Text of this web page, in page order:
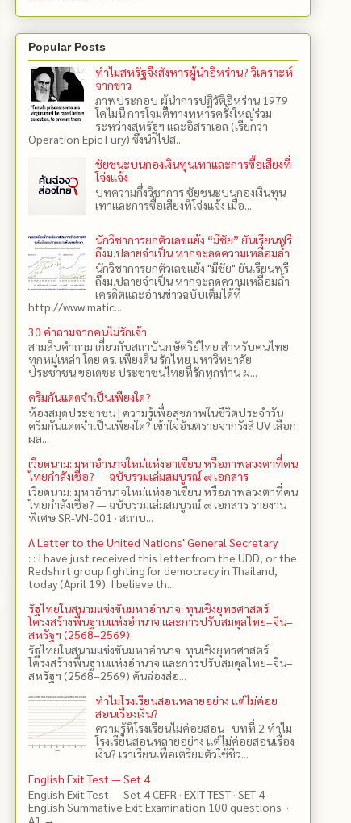
Popular Posts
ทำไมสหรัฐจึงสังหารผู้นำอิหร่าน? วิเคราะห์
จากข่าว
ภาพประกอบ ผู้นำการปฏิวัติอิหร่าน 1979
โคไมนี การโจมตีทางทหารครั้งใหญ่ร่วม
ระหว่างสหรัฐฯ และอิสราเอล (เรียกว่า
Operation Epic Fury) ซึ่งนำไปส...
ชัยชนะบนกองเงินทุนเทาและการซื้อเสียงที่
โจ่งแจ้ง
บทความกึ่งวิชาการ ชัยชนะบนกองเงินทุน
เทาและการซื้อเสียงที่โจ่งแจ้ง เมื่อ...
นักวิชาการยกตัวเลขแย้ง “มีชัย” ยันเรียนฟรี
ถึงม.ปลายจำเป็น หากจะลดความเหลื่อมล้ำ
นักวิชาการยกตัวเลขแย้ง "มีชัย" ยันเรียนฟรี
ถึงม.ปลายจำเป็น หากจะลดความเหลื่อมล้ำ
เครดิตและอ่านข่าวฉบับเต็มได้ที่
http://www.matic...
30 คำถามจากคนไม่รักเจ้า
สามสิบคำถาม เกี่ยวกับสถาบันกษัตริย์ไทย สำหรับคนไทย
ทุกหมู่เหล่า โดย ดร.​ เพียงดิน รักไทย มหาวิทยาลัย
ประชาชน ขอเดชะ ประชาชนไทยที่รักทุกท่าน ผ...
ครีมกันแดดจำเป็นเพียงใด?
ห้องสมุดประชาชน | ความรู้เพื่อสุขภาพในชีวิตประจำวัน
ครีมกันแดดจำเป็นเพียงใด? เข้าใจอันตรายจากรังสี UV เลือก
ผล...
เวียดนาม: มหาอำนาจใหม่แห่งอาเซียน หรือภาพลวงตาที่คน
ไทยกำลังเชื่อ? — ฉบับรวมเล่มสมบูรณ์ ๙ เอกสาร
เวียดนาม: มหาอำนาจใหม่แห่งอาเซียน หรือภาพลวงตาที่คน
ไทยกำลังเชื่อ? — ฉบับรวมเล่มสมบูรณ์ ๙ เอกสาร รายงาน
พิเศษ SR-VN-001 · สถาบ...
A Letter to the United Nations' General Secretary
: : I have just received this letter from the UDD, or the
Redshirt group fighting for democracy in Thailand,
today (April 19). I believe th...
รัฐไทยในสนามแข่งขันมหาอำนาจ: ทุนเชิงยุทธศาสตร์
โครงสร้างพื้นฐานแห่งอำนาจ และการปรับสมดุลไทย–จีน–
สหรัฐฯ (2568–2569)
รัฐไทยในสนามแข่งขันมหาอำนาจ: ทุนเชิงยุทธศาสตร์
โครงสร้างพื้นฐานแห่งอำนาจ และการปรับสมดุลไทย–จีน–
สหรัฐฯ (2568–2569) คันฉ่องส่อ...
ทำไมโรงเรียนสอนหลายอย่าง แต่ไม่ค่อย
สอนเรื่องเงิน?
ความรู้ที่โรงเรียนไม่ค่อยสอน · บทที่ 2 ทำไม
โรงเรียนสอนหลายอย่าง แต่ไม่ค่อยสอนเรื่อง
เงิน? เราเรียนเพื่อเตรียมตัวใช้ชีว...
English Exit Test — Set 4
English Exit Test — Set 4 CEFR · EXIT TEST · SET 4
English Summative Exit Examination 100 questions ·
A1 →...